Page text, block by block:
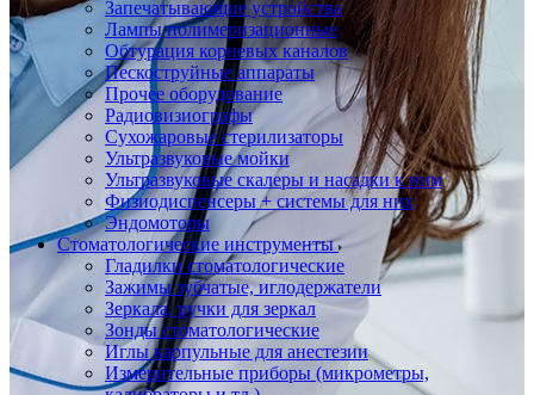
Запечатывающие устройства
Лампы полимеризационные
Обтурация корневых каналов
Пескоструйные аппараты
Прочее оборудование
Радиовизиографы
Сухожаровые стерилизаторы
Ультразвуковые мойки
Ультразвуковые скалеры и насадки к ним
Физиодиспенсеры + системы для них
Эндомоторы
Стоматологические инструменты
Гладилки стоматологические
Зажимы зубчатые, иглодержатели
Зеркала, ручки для зеркал
Зонды стоматологические
Иглы карпульные для анестезии
Измерительные приборы (микрометры,